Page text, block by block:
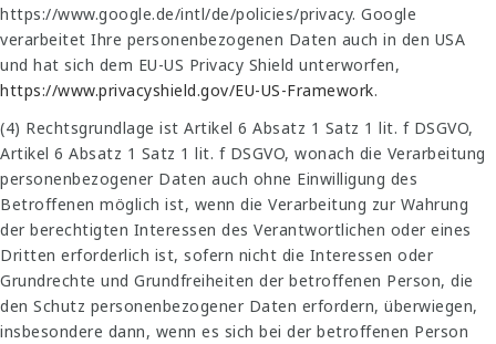
https://www.google.de/intl/de/policies/privacy. Google
verarbeitet Ihre personenbezogenen Daten auch in den USA
und hat sich dem EU-US Privacy Shield unterworfen,
https://www.privacyshield.gov/EU-US-Framework.
(4) Rechtsgrundlage ist Artikel 6 Absatz 1 Satz 1 lit. f DSGVO,
Artikel 6 Absatz 1 Satz 1 lit. f DSGVO, wonach die Verarbeitung
personenbezogener Daten auch ohne Einwilligung des
Betroffenen möglich ist, wenn die Verarbeitung zur Wahrung
der berechtigten Interessen des Verantwortlichen oder eines
Dritten erforderlich ist, sofern nicht die Interessen oder
Grundrechte und Grundfreiheiten der betroffenen Person, die
den Schutz personenbezogener Daten erfordern, überwiegen,
insbesondere dann, wenn es sich bei der betroffenen Person